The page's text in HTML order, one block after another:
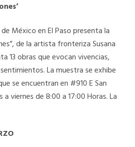
México en El Paso presenta la
de la artista fronteriza Susana
13 obras que evocan vivencias,
La muestra se exhibe
se encuentran en #910 E San
viernes de 8:00 a 17:00 Horas. La